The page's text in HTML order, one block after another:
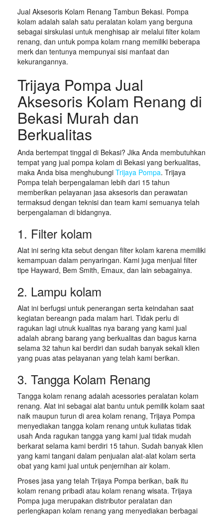
Jual Aksesoris Kolam Renang Tambun Bekasi. Pompa
kolam adalah salah satu peralatan kolam yang berguna
sebagai sirskulasi untuk menghisap air melalui filter kolam
renang, dan untuk pompa kolam rnang memiliki beberapa
merk dan tentunya mempunyai sisi manfaat dan
kekurangannya.
Trijaya Pompa Jual
Aksesoris Kolam Renang di
Bekasi Murah dan
Berkualitas
Anda bertempat tinggal di Bekasi? Jika Anda membutuhkan
tempat yang jual pompa kolam di Bekasi yang berkualitas,
maka Anda bisa menghubungi Trijaya Pompa. Trijaya
Pompa telah berpengalaman lebih dari 15 tahun
memberikan pelayanan jasa aksesoris dan perawatan
termaksud dengan teknisi dan team kami semuanya telah
berpengalaman di bidangnya.
1. Filter kolam
Alat ini sering kita sebut dengan filter kolam karena memiliki
kemampuan dalam penyaringan. Kami juga menjual filter
tipe Hayward, Bem Smith, Emaux, dan lain sebagainya.
2. Lampu kolam
Alat ini berfugsi untuk penerangan serta keindahan saat
kegiatan bereangn pada malam hari. Tidak perlu di
ragukan lagi utnuk kualitas nya barang yang kami jual
adalah abrang barang yang berkualitas dan bagus karna
selama 32 tahun kai berdiri dan sudah banyak sekali klien
yang puas atas pelayanan yang telah kami berikan.
3. Tangga Kolam Renang
Tangga kolam renang adalah acessories peralatan kolam
renang. Alat ini sebagai alat bantu untuk pemilik kolam saat
naik maupun turun di area kolam renang, Trijaya Pompa
menyediakan tangga kolam renang untuk kuliatas tidak
usah Anda ragukan tangga yang kami jual tidak mudah
berkarat selama kami berdiri 15 tahun. Sudah banyak klien
yang kami tangani dalam penjualan alat-alat kolam serta
obat yang kami jual untuk penjernihan air kolam.
Proses jasa yang telah Trijaya Pompa berikan, baik itu
kolam renang pribadi atau kolam renang wisata. Trijaya
Pompa juga merupakan distributor peralatan dan
perlengkapan kolam renang yang menyediakan berbagai